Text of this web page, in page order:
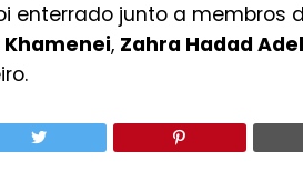
enterrado junto a membros
, Zahra Hadad Adel